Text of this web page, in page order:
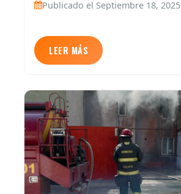
Publicado el Septiembre 18, 2025
LEER MÁS